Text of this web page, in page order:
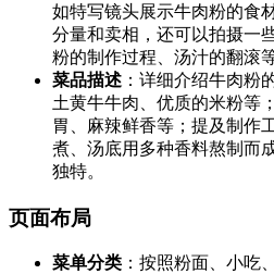
如特写镜头展示牛肉粉的食
分量和卖相，还可以拍摄一
粉的制作过程、汤汁的翻滚
菜品描述 ：详细介绍牛肉粉
土黄牛牛肉、优质的米粉等
胃、麻辣鲜香等；提及制作
煮、汤底用多种香料熬制而
独特。
页面布局
菜单分类 ：按照粉面、小吃